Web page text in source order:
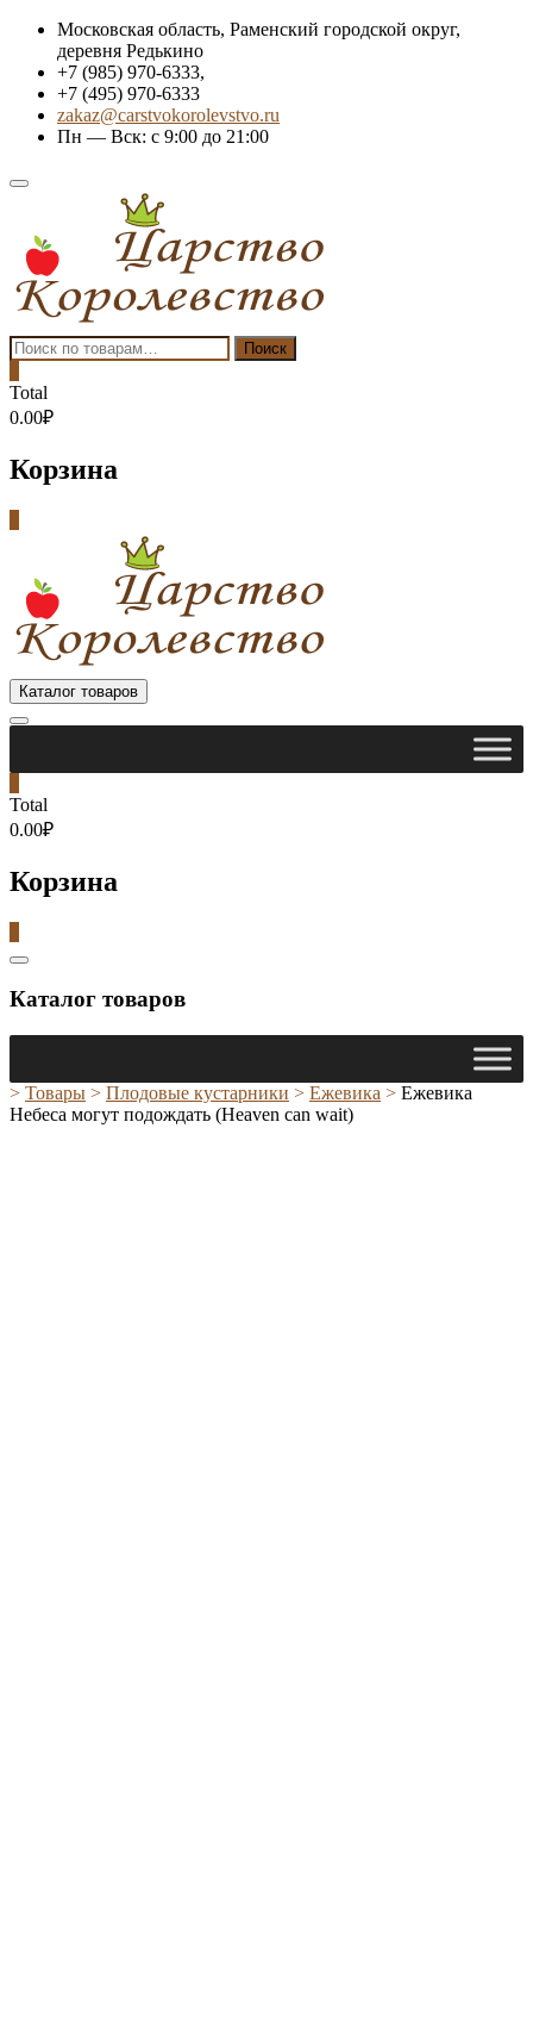
Skip
content
Московская область, Раменский городской округ,
деревня Редькино
+7 (985) 970-6333,
+7 (495) 970-6333
zakaz@carstvokorolevstvo.ru
Пн — Вск: с 9:00 до 21:00
Topbar
Искать: Поиск
Total
0.00₽
Корзина
Каталог товаров
Total
0.00₽
Корзина
Catalog
Каталог товаров
> Товары > Плодовые кустарники > Ежевика > Ежевика
Небеса могут подождать (Heaven can wait)